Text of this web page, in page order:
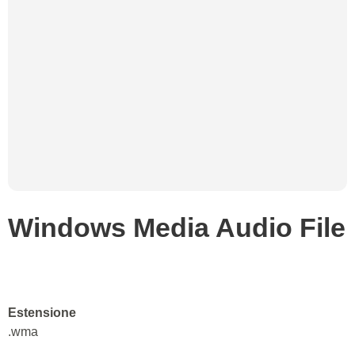
Windows Media Audio File
Estensione
.wma